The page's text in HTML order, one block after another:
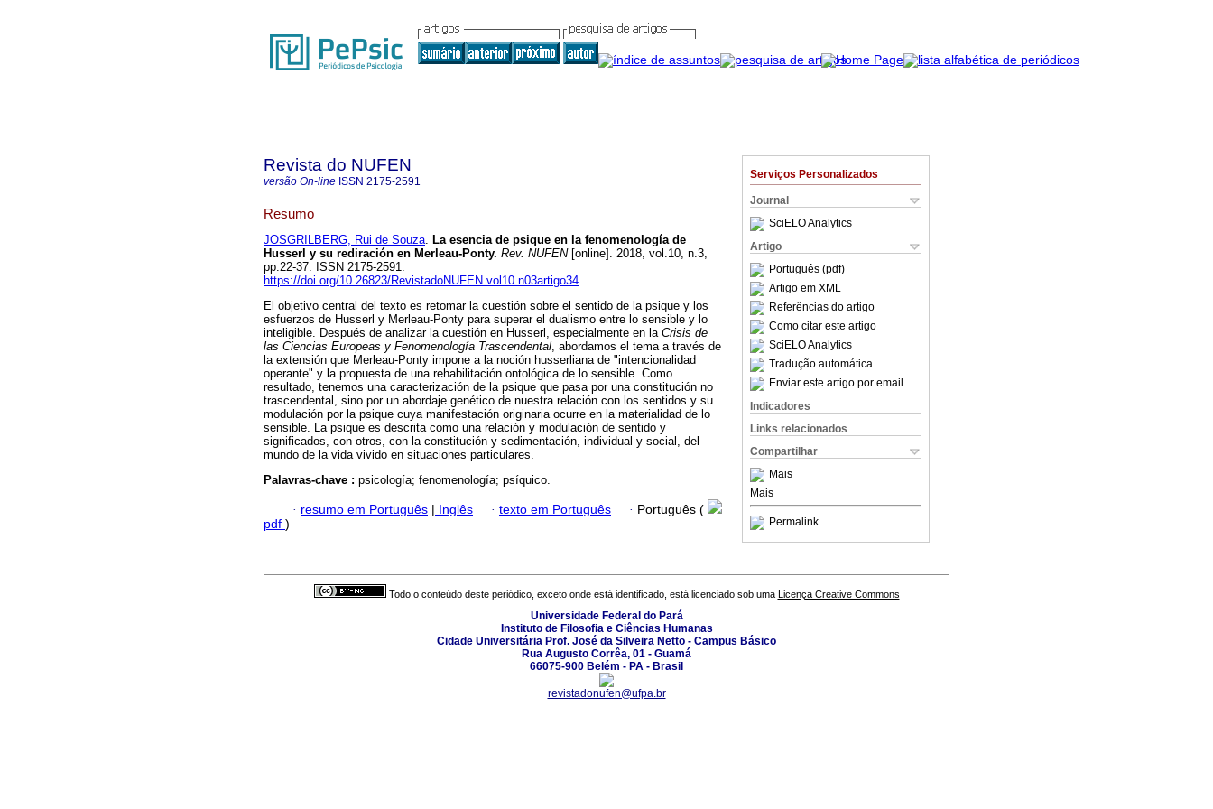
Serviços Personalizados
Journal
SciELO Analytics
Artigo
Português (pdf)
Artigo em XML
Referências do artigo
Como citar este artigo
SciELO Analytics
Tradução automática
Enviar este artigo por email
Indicadores
Links relacionados
Compartilhar
Mais
Mais
Permalink
Revista do NUFEN
versão On-line ISSN 2175-2591
Resumo
JOSGRILBERG, Rui de Souza. La esencia de psique en la fenomenología de
Husserl y su rediración en Merleau-Ponty. Rev. NUFEN[online]. 2018, vol.10, n.3,
pp.22-37. ISSN 2175-2591.
https://doi.org/10.26823/RevistadoNUFEN.vol10.n03artigo34.
El objetivo central del texto es retomar la cuestión sobre el sentido de la psique y los
esfuerzos de Husserl y Merleau-Ponty para superar el dualismo entre lo sensible y lo
inteligible. Después de analizar la cuestión en Husserl, especialmente en laCrisis de
las Ciencias Europeas y Fenomenología Trascendental, abordamos el tema a través de
la extensión que Merleau-Ponty impone a la noción husserliana de "intencionalidad
operante" y la propuesta de una rehabilitación ontológica de lo sensible. Como
resultado, tenemos una caracterización de la psique que pasa por una constitución no
trascendental, sino por un abordaje genético de nuestra relación con los sentidos y su
modulación por la psique cuya manifestación originaria ocurre en la materialidad de lo
sensible. La psique es descrita como una relación y modulación de sentido y
significados, con otros, con la constitución y sedimentación, individual y social, del
mundo de la vida vivido en situaciones particulares.
Palavras-chave : psicología; fenomenología; psíquico.
· resumo em Português | Inglês · texto em Português · Português (
pdf )
Todo o conteúdo deste periódico, exceto onde está identificado, está licenciado sob uma Licença Creative Commons
Universidade Federal do Pará
Instituto de Filosofia e Ciências Humanas
Cidade Universitária Prof. José da Silveira Netto - Campus Básico
Rua Augusto Corrêa, 01 - Guamá
66075-900 Belém - PA - Brasil
revistadonufen@ufpa.br